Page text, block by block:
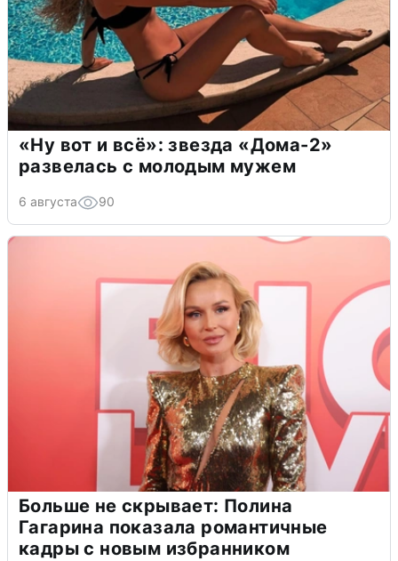
«Ну вот и всё»: звезда «Дома-2»
развелась с молодым мужем
6 августа 90
Больше не скрывает: Полина
Гагарина показала романтичные
кадры с новым избранником